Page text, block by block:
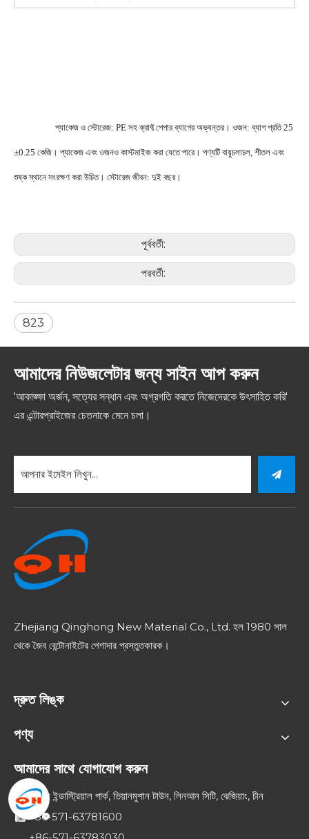
±0.25 কেজি। প্যাকেজ এবং ওজনও কাস্টমাইজ করা যেতে পারে। পণ্যটি বায়ুচলাচল, শীতল এবং
শুষ্ক স্থানে সংরক্ষণ করা উচিত। স্টোরেজ জীবন: দুই বছর।
পূর্ববর্তী:
পরবর্তী:
823
আমাদের নিউজলেটার জন্য সাইন আপ করুন
'আকাঙ্ক্ষা অর্জন, সত্যের সন্ধান এবং অগ্রগতি করতে নিজেদেরকে উৎসাহিত করি'
এর এন্টারপ্রাইজের চেতনাকে মেনে চলা।
Zhejiang Qinghong New Material Co., Ltd. হল 1980 সাল
থেকে জৈব বেন্টোনাইটের পেশাদার প্রস্তুতকারক।
দ্রুত লিঙ্ক
পণ্য
আমাদের সাথে যোগাযোগ করুন
জাওক্সি ইন্ডাস্ট্রিয়াল পার্ক, তিয়ানমুশান টাউন, লিনআন সিটি, ঝেজিয়াং, চীন
+86-571-63781600